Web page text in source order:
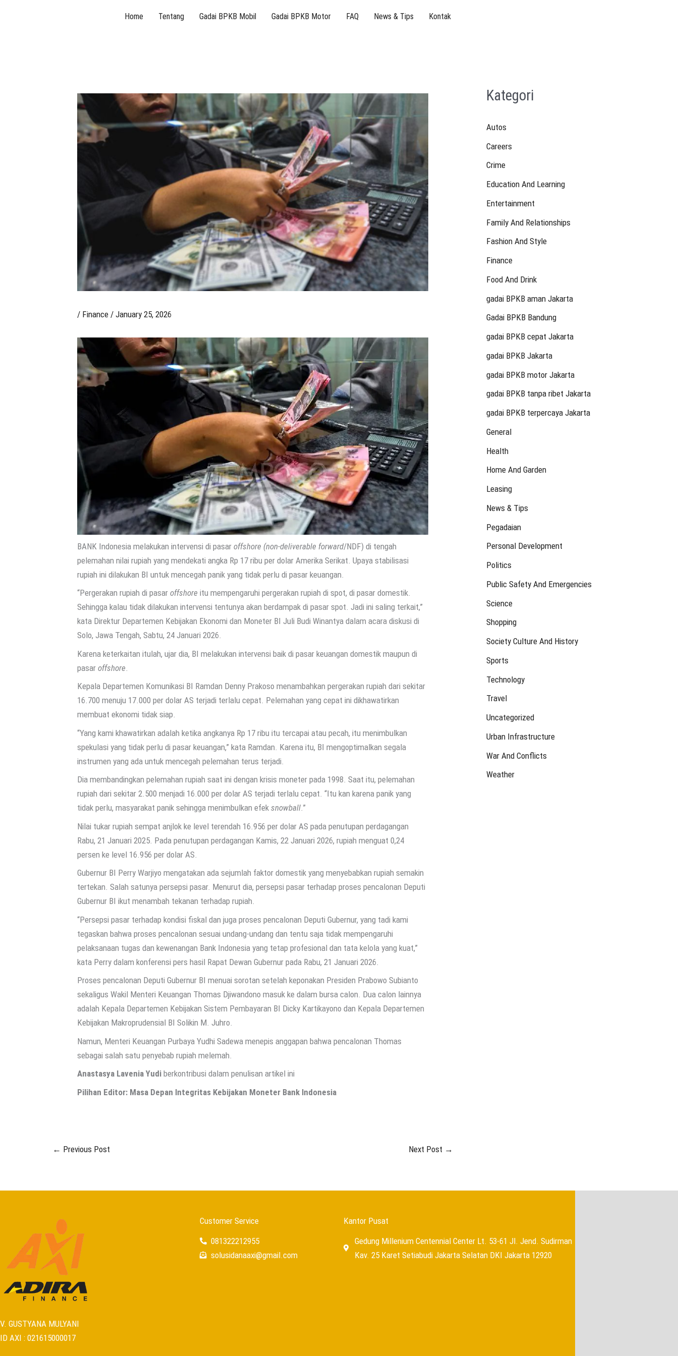
Home Tentang Gadai BPKB Mobil Gadai BPKB Motor FAQ News & Tips Kontak
/ Finance / January 25, 2026
BANK Indonesia melakukan intervensi di pasar offshore (non-deliverable forward/NDF) di tengah
pelemahan nilai rupiah yang mendekati angka Rp 17 ribu per dolar Amerika Serikat. Upaya stabilisasi
rupiah ini dilakukan BI untuk mencegah panik yang tidak perlu di pasar keuangan.
“Pergerakan rupiah di pasar offshore itu mempengaruhi pergerakan rupiah di spot, di pasar domestik.
Sehingga kalau tidak dilakukan intervensi tentunya akan berdampak di pasar spot. Jadi ini saling terkait,”
kata Direktur Departemen Kebijakan Ekonomi dan Moneter BI Juli Budi Winantya dalam acara diskusi di
Solo, Jawa Tengah, Sabtu, 24 Januari 2026.
Karena keterkaitan itulah, ujar dia, BI melakukan intervensi baik di pasar keuangan domestik maupun di
pasar offshore
Kepala Departemen Komunikasi BI Ramdan Denny Prakoso menambahkan pergerakan rupiah dari sekitar
16.700 menuju 17.000 per dolar AS terjadi terlalu cepat. Pelemahan yang cepat ini dikhawatirkan
membuat ekonomi tidak siap.
“Yang kami khawatirkan adalah ketika angkanya Rp 17 ribu itu tercapai atau pecah, itu menimbulkan
spekulasi yang tidak perlu di pasar keuangan,” kata Ramdan. Karena itu, BI mengoptimalkan segala
instrumen yang ada untuk mencegah pelemahan terus terjadi.
Dia membandingkan pelemahan rupiah saat ini dengan krisis moneter pada 1998. Saat itu, pelemahan
rupiah dari sekitar 2.500 menjadi 16.000 per dolar AS terjadi terlalu cepat. “Itu kan karena panik yang
tidak perlu, masyarakat panik sehingga menimbulkan efek snowball.”
Nilai tukar rupiah sempat anjlok ke level terendah 16.956 per dolar AS pada penutupan perdagangan
Rabu, 21 Januari 2025. Pada penutupan perdagangan Kamis, 22 Januari 2026, rupiah menguat 0,24
persen ke level 16.956 per dolar AS.
Gubernur BI Perry Warjiyo mengatakan ada sejumlah faktor domestik yang menyebabkan rupiah semakin
tertekan. Salah satunya persepsi pasar. Menurut dia, persepsi pasar terhadap proses pencalonan Deputi
Gubernur BI ikut menambah tekanan terhadap rupiah.
“Persepsi pasar terhadap kondisi fiskal dan juga proses pencalonan Deputi Gubernur, yang tadi kami
tegaskan bahwa proses pencalonan sesuai undang-undang dan tentu saja tidak mempengaruhi
pelaksanaan tugas dan kewenangan Bank Indonesia yang tetap profesional dan tata kelola yang kuat,”
kata Perry dalam konferensi pers hasil Rapat Dewan Gubernur pada Rabu, 21 Januari 2026.
Proses pencalonan Deputi Gubernur BI menuai sorotan setelah keponakan Presiden Prabowo Subianto
sekaligus Wakil Menteri Keuangan Thomas Djiwandono masuk ke dalam bursa calon. Dua calon lainnya
adalah Kepala Departemen Kebijakan Sistem Pembayaran BI Dicky Kartikayono dan Kepala Departemen
Kebijakan Makroprudensial BI Solikin M. Juhro.
Namun, Menteri Keuangan Purbaya Yudhi Sadewa menepis anggapan bahwa pencalonan Thomas
sebagai salah satu penyebab rupiah melemah.
Anastasya Lavenia Yudi berkontribusi dalam penulisan artikel ini
Pilihan Editor: Masa Depan Integritas Kebijakan Moneter Bank Indonesia
← Previous Post Next Post →
Kategori
Autos
Careers
Crime
Education And Learning
Entertainment
Family And Relationships
Fashion And Style
Finance
Food And Drink
gadai BPKB aman Jakarta
Gadai BPKB Bandung
gadai BPKB cepat Jakarta
gadai BPKB Jakarta
gadai BPKB motor Jakarta
gadai BPKB tanpa ribet Jakarta
gadai BPKB terpercaya Jakarta
General
Health
Home And Garden
Leasing
News & Tips
Pegadaian
Personal Development
Politics
Public Safety And Emergencies
Science
Shopping
Society Culture And History
Sports
Technology
Travel
Uncategorized
Urban Infrastructure
War And Conflicts
Weather
V. GUSTYANA MULYANI
ID AXI : 021615000017
Customer Service
081322212955
solusidanaaxi@gmail.com
Kantor Pusat
Gedung Millenium Centennial Center Lt. 53-61 Jl. Jend. Sudirman
Kav. 25 Karet Setiabudi Jakarta Selatan DKI Jakarta 12920